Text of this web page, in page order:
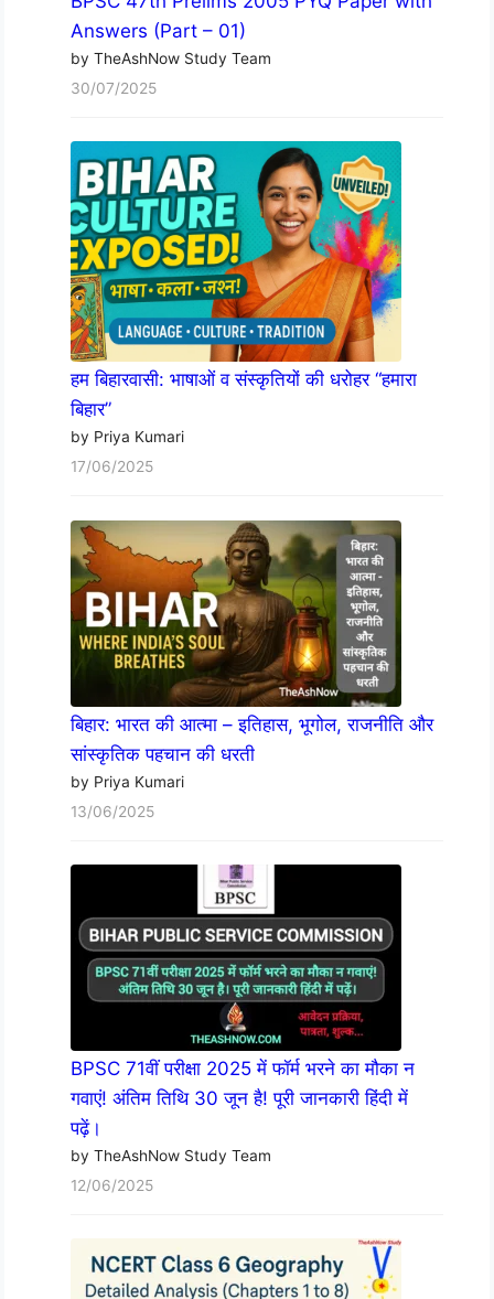
Answers (Part – 01)
by TheAshNow Study Team
30/07/2025
हम बिहारवासी: भाषाओं व संस्कृतियों की धरोहर “हमारा
बिहार”
by Priya Kumari
17/06/2025
बिहार: भारत की आत्मा – इतिहास, भूगोल, राजनीति और
सांस्कृतिक पहचान की धरती
by Priya Kumari
13/06/2025
BPSC 71वीं परीक्षा 2025 में फॉर्म भरने का मौका न
गवाएं! अंतिम तिथि 30 जून है! पूरी जानकारी हिंदी में
पढ़ें।
by TheAshNow Study Team
12/06/2025